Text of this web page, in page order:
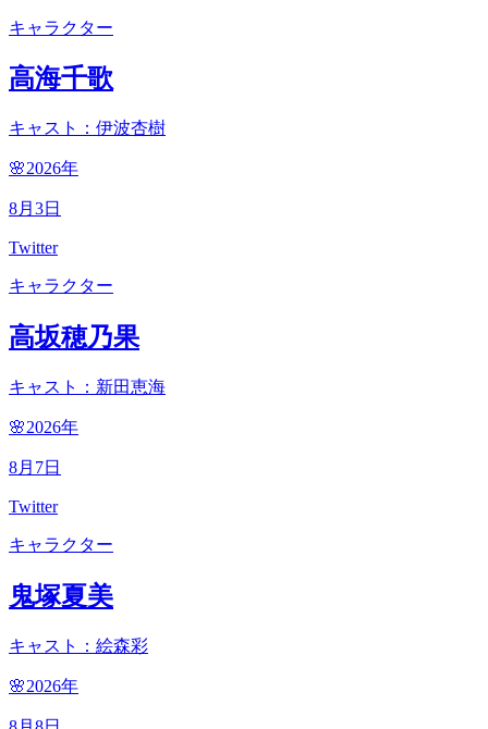
キャラクター
高海千歌
キャスト：伊波杏樹
🌸2026年
8月 3日
Twitter
キャラクター
高坂穂乃果
キャスト：新田恵海
🌸2026年
8月 7日
Twitter
キャラクター
鬼塚夏美
キャスト：絵森彩
🌸2026年